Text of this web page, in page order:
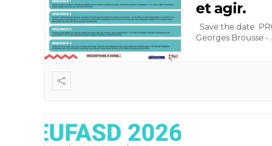
et agir.
Save the date
Georges Brousse -